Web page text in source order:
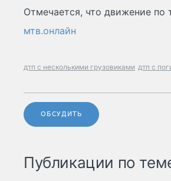
Отмечается, что движение по
мтв.онлайн
дтп с несколькими грузовиками дтп с
ОБСУДИТЬ
Публикации по